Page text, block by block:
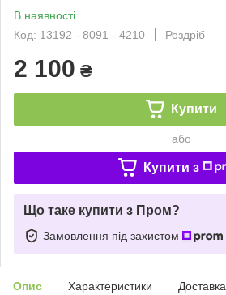
В наявності
Код: 13192 - 8091 - 4210
Роздріб
2 100 ₴
Купити
або
Купити з
Що таке купити з Пром?
Замовлення під захистом
Опис Характеристики Доставка